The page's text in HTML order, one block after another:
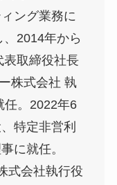
ング業務に
2014年から
表取締役社長
株式会社 執
任。2022年6
特定非営利
に就任。
式会社執行役